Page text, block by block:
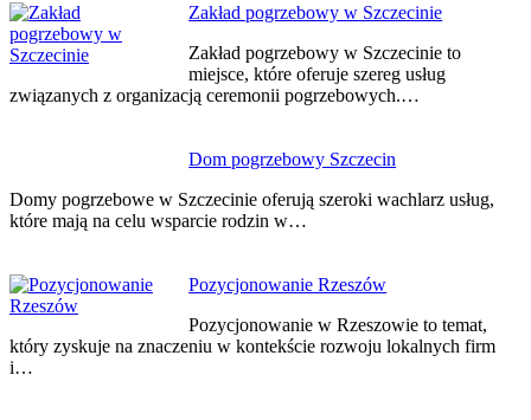
Zakład pogrzebowy w Szczecinie
Zakład pogrzebowy w Szczecinie to
miejsce, które oferuje szereg usług
związanych z organizacją ceremonii pogrzebowych.…
Dom pogrzebowy Szczecin
Domy pogrzebowe w Szczecinie oferują szeroki wachlarz usług,
które mają na celu wsparcie rodzin w…
Pozycjonowanie Rzeszów
Pozycjonowanie w Rzeszowie to temat,
który zyskuje na znaczeniu w kontekście rozwoju lokalnych firm
i…
Nawigacja
wpisu